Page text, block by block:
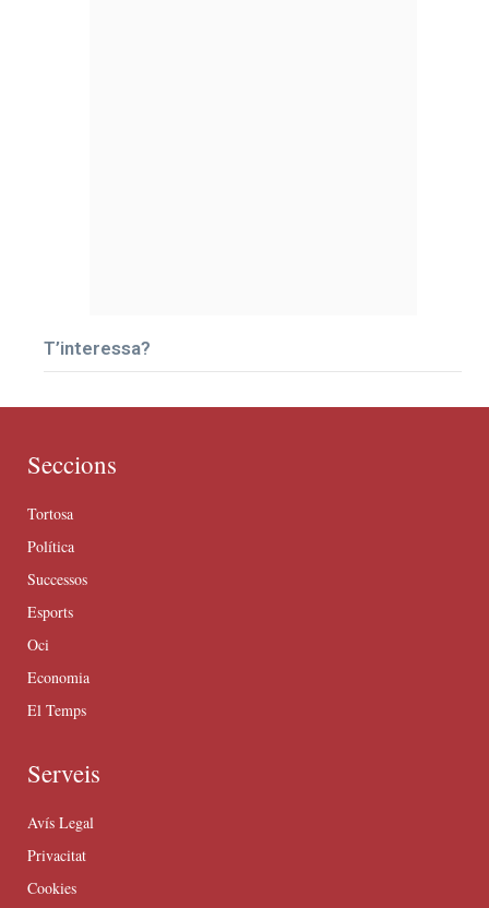
T’interessa?
Seccions
Tortosa
Política
Successos
Esports
Oci
Economia
El Temps
Serveis
Avís Legal
Privacitat
Cookies